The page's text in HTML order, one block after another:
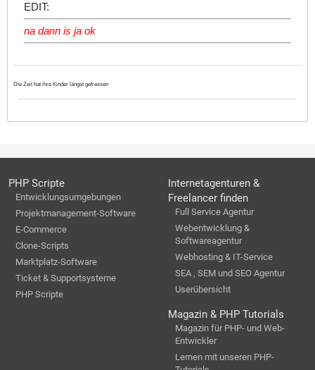
EDIT:
na dann is ja ok
Die Zeit hat ihre Kinder längst gefressen
PHP Scripte
Entwicklungsumgebungen
Projektmanagement-Software
E-Commerce
Clone-Scripts
Marktplatz-Software
Ticket & Supportsysteme
PHP Scripte
Internetagenturen &
Freelancer finden
Full Service Agentur
Webentwicklung &
Softwareagentur
Webhosting & IT-Service
SEA , SEM und SEO Agentur
Userübersicht
Magazin & PHP Tutorials
Magazin für PHP- und Web-
Entwickler
Lernen mit unseren PHP-